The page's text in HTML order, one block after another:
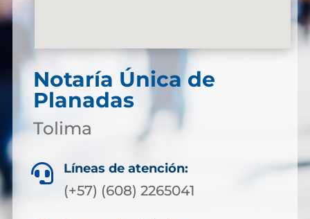
Notaría Única de
Planadas
Tolima
 Líneas de atención:
(+57) (608) 2265041